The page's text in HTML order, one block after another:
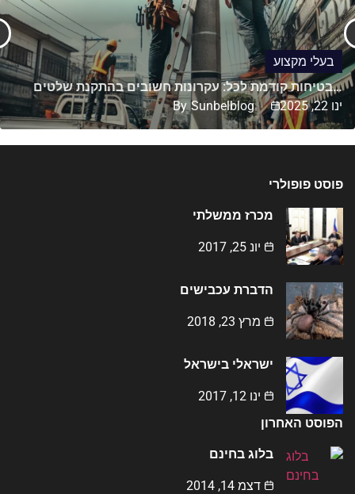
בעלי מקצוע
בטיחות קודמת לכל: עקרונות חשובים בהתקנת שלטים…
By Sunbelblog ינו 22, 2025
פוסט פופולרי
מכרז ממשלתי
יונ 25, 2017
הדברת עכבישים
מרץ 23, 2018
ישראלי בישראל
ינו 12, 2017
הפוסט האחרון
בלוג בחינם
דצמ 14, 2014